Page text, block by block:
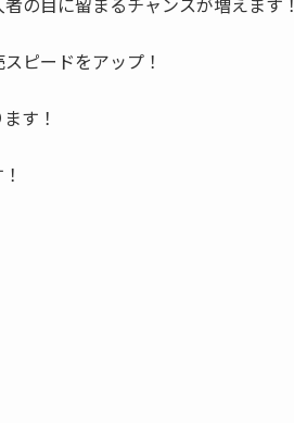
ピードをアップ！
す！